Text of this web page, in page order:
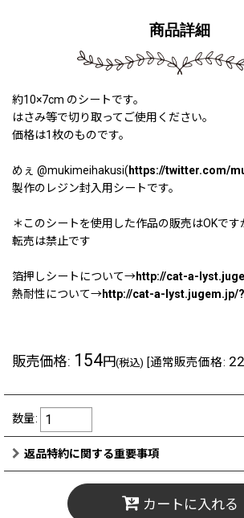
商品詳細
約10×7cm のシートです。
はさみ等で切り取ってご使用ください。
価格は1枚のものです。
めぇ @mukimeihakusi( https://twitter.com/
製作のレジン封入用シートです。
＊このシートを使用した作品の販売はOKです
転売は禁止です
箔押しシートについて→http://cat-a-
熱耐性について→http://cat-a-lyst.jugem.jp/
販売価格: 154円(税込) [通常販売価格:
数量:
返品特約に関する重要事項
カートに入れる